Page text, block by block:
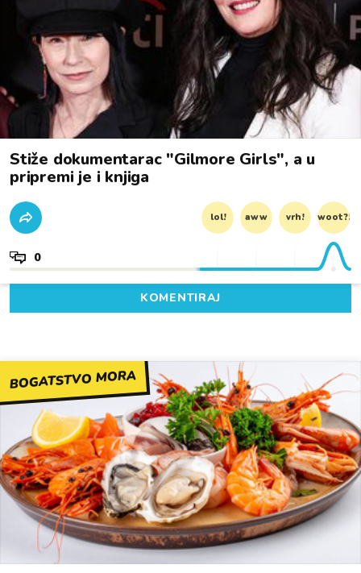
Stiže dokumentarac "Gilmore Girls", a u
pripremi je i knjiga
lol! aww vrh! woot?!
0
KOMENTIRAJ
BOGATSTVO MORA